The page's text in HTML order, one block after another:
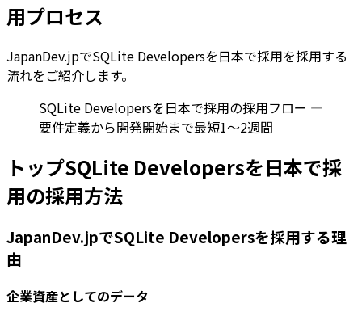
用プロセス
JapanDev.jpでSQLite Developersを日本で採用を採用する
流れをご紹介します。
SQLite Developersを日本で採用の採用フロー —
要件定義から開発開始まで最短1〜2週間
トップSQLite Developersを日本で採
用の採用方法
JapanDev.jpでSQLite Developersを採用する理
由
企業資産としてのデータ